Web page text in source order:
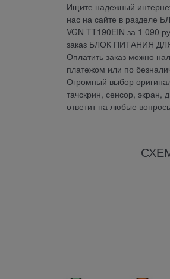
Ищите надежный
нас на сайте в
VGN-TT190EIN за 1 090
заказ БЛОК ПИТАНИЯ
Оплатить заказ можно
платежом или по
Огромный выбор
тачскрин, сенсор, экран,
ответит на любые